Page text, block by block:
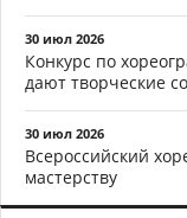
30 июл 2026
Конкурс по
дают творческие
30 июл 2026
Всероссийский
мастерству